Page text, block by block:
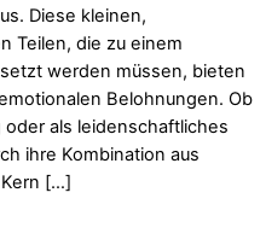
Diese kleinen,
Teilen, die zu einem
werden müssen, bieten
Belohnungen. Ob
als leidenschaftliches
ihre Kombination aus
[…]